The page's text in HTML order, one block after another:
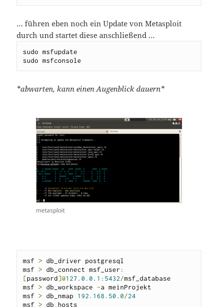
… führen eben noch ein Update von Metasploit
durch und startet diese anschließend …
sudo msfupdate
sudo msfconsole
*abwarten, kann einen Augenblick dauern*
metasploit
msf > db_driver postgresql
msf > db_connect msf_user:
[password]@127.0.0.1 : 5432/msf_database
msf > db_workspace -a meinProjekt
msf > db_nmap 192.168. 50.0/24
msf > db_hosts